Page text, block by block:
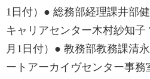
1日付）● 総務部経理課井部
キャリアセンター木村紗知子
月1日付）● 教務部教務課清
ートアーカイヴセンター事務